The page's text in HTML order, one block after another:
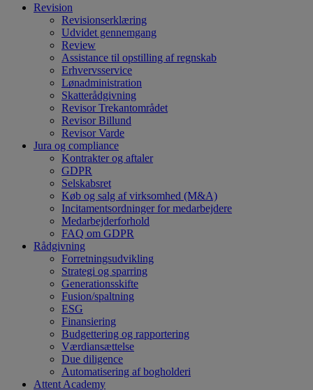
Revision
Revisionserklæring
Udvidet gennemgang
Review
Assistance til opstilling af regnskab
Erhvervsservice
Lønadministration
Skatterådgivning
Revisor Trekantområdet
Revisor Billund
Revisor Varde
Jura og compliance
Kontrakter og aftaler
GDPR
Selskabsret
Køb og salg af virksomhed (M&A)
Incitamentsordninger for medarbejdere
Medarbejderforhold
FAQ om GDPR
Rådgivning
Forretningsudvikling
Strategi og sparring
Generationsskifte
Fusion/spaltning
ESG
Finansiering
Budgettering og rapportering
Værdiansættelse
Due diligence
Automatisering af bogholderi
Attent Academy